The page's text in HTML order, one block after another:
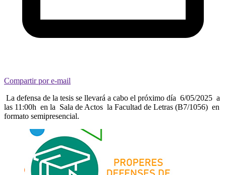
Compartir por e-mail
La defensa de la tesis se llevará a cabo el próximo día 6/05/2025 a
las 11:00h en la Sala de Actos la Facultad de Letras (B7/1056) en
formato semipresencial.